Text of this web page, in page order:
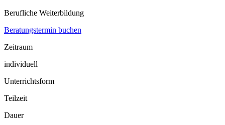
Berufliche Weiterbildung
Beratungstermin buchen
Zeitraum
individuell
Unterrichtsform
Teilzeit
Dauer